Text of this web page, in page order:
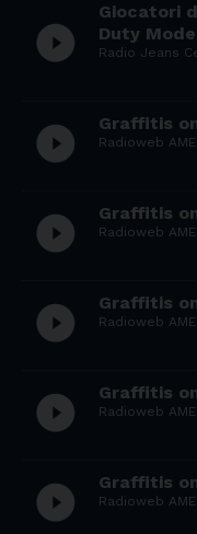
play_circle_filled
Giocatori
Duty
Radio Jeans
play_circle_filled Graffitis
Radioweb
play_circle_filled Graffitis
Radioweb
play_circle_filled Graffitis
Radioweb
play_circle_filled Graffitis
Radioweb
play_circle_filled Graffitis
Radioweb